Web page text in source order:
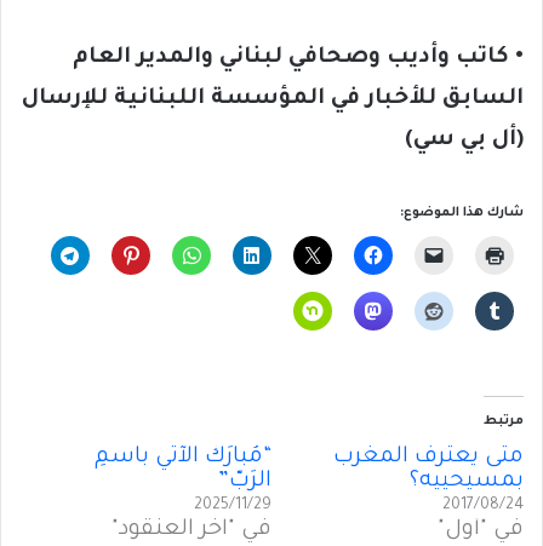
• كاتب وأديب وصحافي لبناني والمدير العام
السابق للأخبار في المؤسسة اللبنانية للإرسال
(أل بي سي)
شارك هذا الموضوع:
مرتبط
متى يعترف المغرب
بمسيحييه؟
2017/08/24
في "أول"
“مُبارَكٌ الآتي باسمِ
الرَبّ”
2025/11/29
في "آخر العنقود"